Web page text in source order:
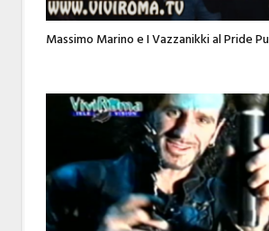
Massimo Marino e I Vazzanikki al Pride